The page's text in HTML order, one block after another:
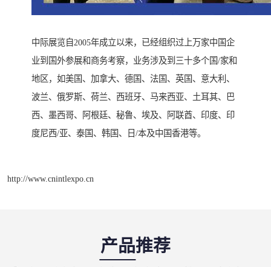
中际展览自2005年成立以来，已经组织过上万家中国企
业到国外参展和商务考察，业务涉及到三十多个国/家和
地区，如美国、加拿大、德国、法国、英国、意大利、
波兰、俄罗斯、荷兰、西班牙、马来西亚、土耳其、巴
西、墨西哥、阿根廷、秘鲁、埃及、阿联酋、印度、印
度尼西/亚、泰国、韩国、日/本及中国香港等。
http://www.cnintlexpo.cn
产品推荐